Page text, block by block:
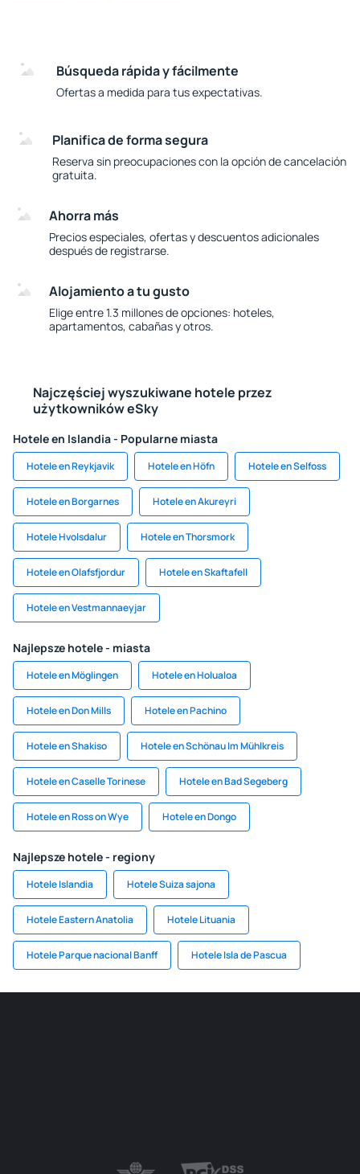
Búsqueda rápida y fácilmente
Ofertas a medida para tus expectativas.
Planifica de forma segura
Reserva sin preocupaciones con la opción de cancelación
gratuita.
Ahorra más
Precios especiales, ofertas y descuentos adicionales
después de registrarse.
Alojamiento a tu gusto
Elige entre 1.3 millones de opciones: hoteles,
apartamentos, cabañas y otros.
Najczęściej wyszukiwane hotele przez
użytkowników eSky
Hotele en Islandia - Popularne miasta
Hotele en Reykjavik Hotele en Höfn Hotele en Selfoss
Hotele en Borgarnes Hotele en Akureyri
Hotele Hvolsdalur Hotele en Thorsmork
Hotele en Olafsfjordur Hotele en Skaftafell
Hotele en Vestmannaeyjar
Najlepsze hotele - miasta
Hotele en Möglingen Hotele en Holualoa
Hotele en Don Mills Hotele en Pachino
Hotele en Shakiso Hotele en Schönau Im Mühlkreis
Hotele en Caselle Torinese Hotele en Bad Segeberg
Hotele en Ross on Wye Hotele en Dongo
Najlepsze hotele - regiony
Hotele Islandia Hotele Suiza sajona
Hotele Eastern Anatolia Hotele Lituania
Hotele Parque nacional Banff Hotele Isla de Pascua